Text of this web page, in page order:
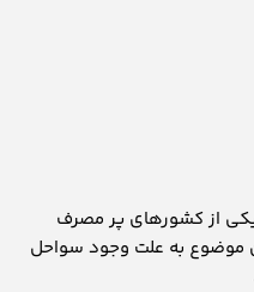
یکی از کشورهای پر مصرف
موضوع به علت وجود سواحل